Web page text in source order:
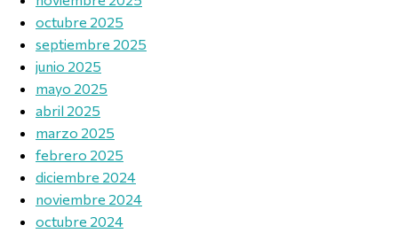
octubre 2025
septiembre 2025
junio 2025
mayo 2025
abril 2025
marzo 2025
febrero 2025
diciembre 2024
noviembre 2024
octubre 2024